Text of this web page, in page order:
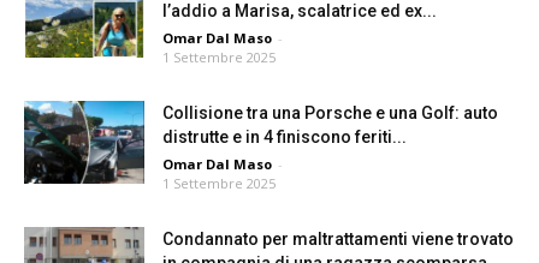
l’addio a Marisa, scalatrice ed ex...
Omar Dal Maso -
1 Settembre 2025
Collisione tra una Porsche e una Golf: auto
distrutte e in 4 finiscono feriti...
Omar Dal Maso -
1 Settembre 2025
Condannato per maltrattamenti viene trovato